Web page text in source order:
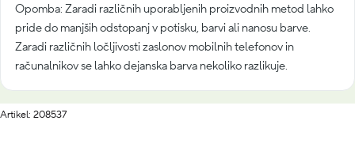
Opomba: Zaradi različnih uporabljenih proizvodnih metod lahko
pride do manjših odstopanj v potisku, barvi ali nanosu barve.
Zaradi različnih ločljivosti zaslonov mobilnih telefonov in
računalnikov se lahko dejanska barva nekoliko razlikuje.
Artikel: 208537